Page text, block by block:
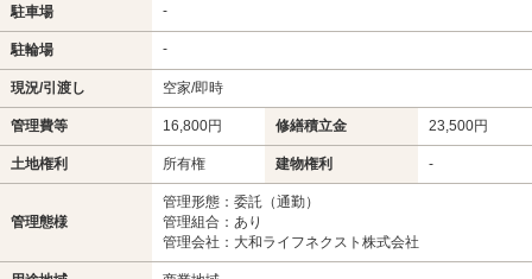
駐車場 -
駐輪場 -
現況/引渡し 空家/即時
管理費等 16,800円 修繕積立金 23,500円
土地権利 所有権 建物権利 -
管理態様
管理形態：委託（通勤）
管理組合：あり
管理会社：大和ライフネクスト株式会社